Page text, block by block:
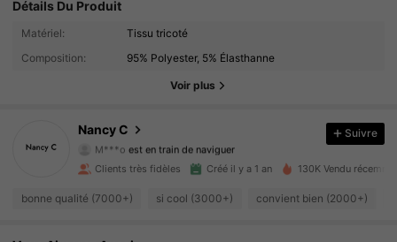
Détails Du Produit
Matériel:
Tissu tricoté
Composition:
95% Polyester, 5% Élasthanne
Voir plus
Nancy C
5.5K Suiveurs
5.5K Suiveurs
M***o est en train de naviguer
4.85
4.85 5.5K Suiveurs
Suivre
Clients très fidèles Créé il y a 1 an 130K Vendu
bonne qualité (7000+) si cool (3000+) convient bien (2000+)